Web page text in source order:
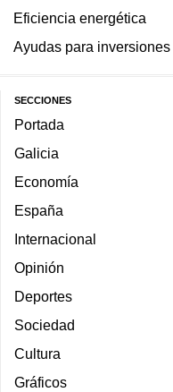
Eficiencia energética
Ayudas para inversiones
SECCIONES
Portada
Galicia
Economía
España
Internacional
Opinión
Deportes
Sociedad
Cultura
Gráficos